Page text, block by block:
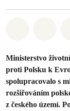
Ministerstvo
proti Polsku k
spolupracovalo s
rozšiřováním
z českého území.